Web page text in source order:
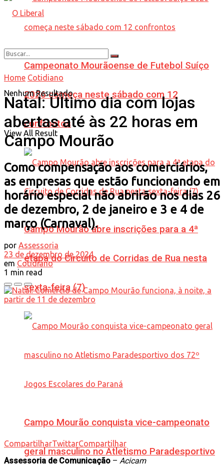
Campeonato Mourãoense de Futebol Suíço
2026 começa neste sábado com 12
confrontos
Campo Mourão abre inscrições para a 4ª
etapa do Circuito de Corridas de Rua nesta
sexta-feira (7)
Campo Mourão conquista vice-campeonato
geral masculino no Atletismo Paradesportivo
Nenhum Resultado
View All Result
Home Cotidiano
Natal: Último dia com lojas
abertas até às 22 horas em
Campo Mourão
Como compensação aos comerciários,
as empresas que estão funcionando em
horário especial não abrirão nos dias 26
de dezembro, 2 de janeiro e 3 e 4 de
março (Carnaval).
por Assessoria
23 de dezembro de 2024
em Cotidiano
1 min read
CompartilharTwittarCompartilhar
Assessoria de Comunicação – Acicam